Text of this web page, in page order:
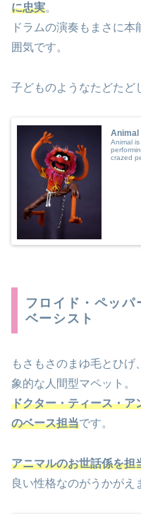
に忠実。
ドラムの演奏もまさに
囲気です。
子どものようなたどたど
Animal
Animal
crazed
フロイド・ペッ
ベーシスト
もさもさのまゆ毛とひ
象的な人間型マペット。
ドクター・ティース・ア
のベース担当です。
アニマルのお世話係を担
良い性格なのがうかがえ